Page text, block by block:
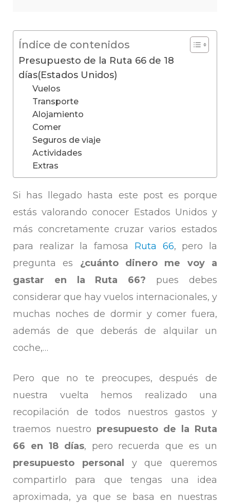
Índice de contenidos
Presupuesto de la Ruta 66 de 18
días(Estados Unidos)
Vuelos
Transporte
Alojamiento
Comer
Seguros de viaje
Actividades
Extras
Si has llegado hasta este post es porque
estás valorando conocer Estados Unidos y
más concretamente cruzar varios estados
para realizar la famosa Ruta 66, pero la
pregunta es ¿cuánto dinero me voy a
gastar en la Ruta 66? pues debes
considerar que hay vuelos internacionales, y
muchas noches de dormir y comer fuera,
además de que deberás de alquilar un
coche,…
Pero que no te preocupes, después de
nuestra vuelta hemos realizado una
recopilación de todos nuestros gastos y
traemos nuestro presupuesto de la Ruta
66 en 18 días, pero recuerda que es un
presupuesto personal
y que queremos
compartirlo para que tengas una idea
aproximada, ya que se basa en nuestras